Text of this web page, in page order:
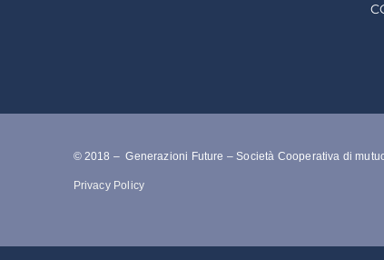
© 2018 – Generazioni Future – Società Cooperativa di
Privacy Policy